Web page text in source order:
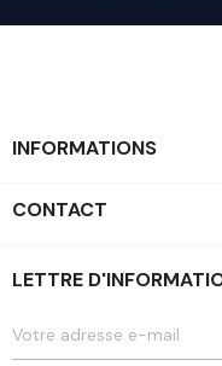
INFORMATIONS
CONTACT
LETTRE